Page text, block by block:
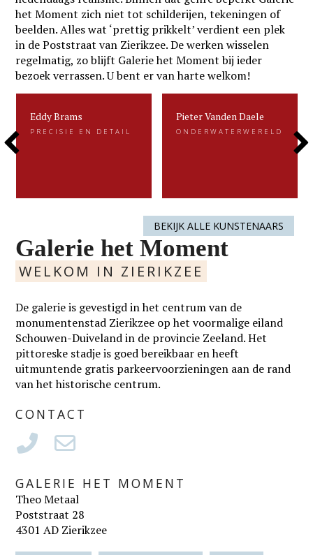
het Moment zich niet tot schilderijen, tekeningen of
beelden. Alles wat ‘prettig prikkelt’ verdient een plek
in de Poststraat van Zierikzee. De werken wisselen
regelmatig, zo blijft Galerie het Moment bij ieder
bezoek verrassen. U bent er van harte welkom!
Eddy Brams
PRECISIE EN DETAIL
Pieter Vanden Daele
ONDERWATERWERELD
Pieter Vanden Daele
Next
BEKIJK ALLE KUNSTENAARS
Galerie het Moment
WELKOM IN ZIERIKZEE
De galerie is gevestigd in het centrum van de
monumentenstad Zierikzee op het voormalige eiland
Schouwen-Duiveland in de provincie Zeeland. Het
pittoreske stadje is goed bereikbaar en heeft
uitmuntende gratis parkeervoorzieningen aan de rand
van het historische centrum.
CONTACT
GALERIE HET MOMENT
Theo Metaal
Poststraat 28
4301 AD Zierikzee